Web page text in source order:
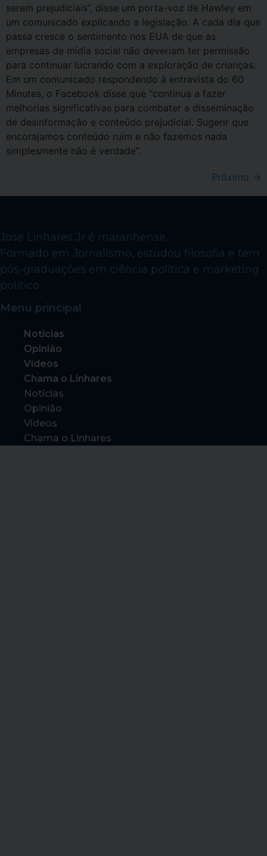
serem prejudiciais”, disse um porta-voz de Hawley em
um comunicado explicando a legislação. A cada dia que
passa cresce o sentimento nos EUA de que as
empresas de mídia social não deveriam ter permissão
para continuar lucrando com a exploração de crianças.
Em um comunicado respondendo à entrevista do 60
Minutes, o Facebook disse que “continua a fazer
melhorias significativas para combater a disseminação
de desinformação e conteúdo prejudicial. Sugerir que
encorajamos conteúdo ruim e não fazemos nada
simplesmente não é verdade”.
Próximo →
Jose Linhares Jr é maranhense.
Formado em Jornalismo, estudou filosofia e tem
pós-graduações em ciência política e marketing
político.
Menu principal
Notícias
Opinião
Vídeos
Chama o Linhares
Notícias
Opinião
Vídeos
Chama o Linhares